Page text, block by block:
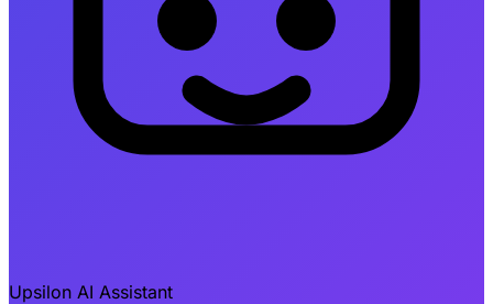
Upsilon AI Assistant